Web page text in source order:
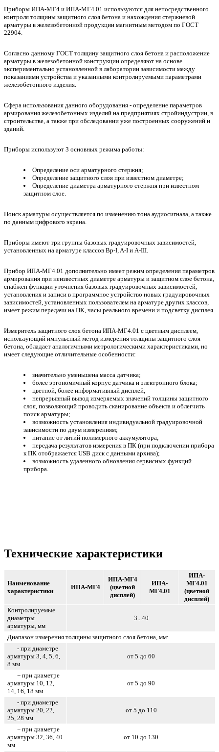
Приборы ИПА-МГ4 и ИПА-МГ4.01 используются для непосредственного
контроля толщины защитного слоя бетона и нахождения стержневой
арматуры в железобетонной продукции магнитным методом по ГОСТ
22904.
Согласно данному ГОСТ толщину защитного слоя бетона и расположение
арматуры в железобетонной конструкции определяют на основе
экспериментально установленной в лаборатории зависимости между
показаниями устройства и указанными контролируемыми параметрами
железобетонного изделия.
Сфера использования данного оборудования - определение параметров
армирования железобетонных изделий на предприятиях стройиндустрии, в
строительстве, а также при обследовании уже построенных сооружений и
зданий.
Приборы используют 3 основных режима работы:
Определение оси арматурного стержня;
Определение защитного слоя при известном диаметре;
Определение диаметра арматурного стержня при известном
защитном слое.
Поиск арматуры осуществляется по изменению тона аудиосигнала, а также
по данным цифрового экрана.
Приборы имеют три группы базовых градуировочных зависимостей,
установленных на арматуре классов Вр-I, A-I и A-III.
Прибор ИПА-МГ4.01 дополнительно имеет режим определения параметров
армирования при неизвестных диаметре арматуры и защитном слое бетона,
снабжен функции уточнения базовых градуировочных зависимостей,
установления и записи в программное устройство новых градуировочных
зависимостей, установленных пользователем на арматуре других классов,
имеет режим передачи на ПК, часы реального времени и подсветку дисплея.
Измеритель защитного слоя бетона ИПА-МГ4.01 с цветным дисплеем,
использующий импульсный метод измерения толщины защитного слоя
бетона, обладает аналогичными метрологическими характеристиками, но
имеет следующие отличительные особенности:
значительно уменьшена масса датчика;
более эргономичный корпус датчика и электронного блока;
цветной, более информативный дисплей;
непрерывный вывод измеряемых значений толщины защитного
слоя, позволяющий проводить сканирование объекта и облегчить
поиск арматуры;
возможность установления индивидуальной градуировочной
зависимости по двум измерениям;
питание от литий полимерного аккумулятора;
передача результатов измерения в ПК (при подключении прибора
к ПК отображается USB диск с данными архива);
возможность удаленного обновления сервисных функций
прибора.
Технические характеристики
Наименование
характеристики
ИПА-МГ4
ИПА-МГ4
(цветной
дисплей)
ИПА-
МГ4.01
ИПА-
МГ4.01
(цветной
дисплей)
Контролируемые
диаметры
арматуры, мм
3...40
Диапазон измерения толщины защитного слоя бетона, мм:
- при диаметре
арматуры 3, 4, 5, 6,
8 мм
от 5 до 60
− при диаметре
арматуры 10, 12,
14, 16, 18 мм
от 5 до 90
- при диаметре
арматуры 20, 22,
25, 28 мм
от 5 до 110
− при диаметре
арматуры 32, 36, 40
мм
от 10 до 130